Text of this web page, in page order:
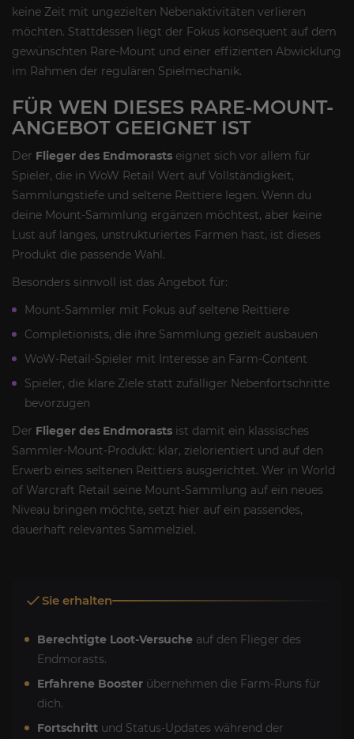
keine Zeit mit ungezielten Nebenaktivitäten verlieren
möchten. Stattdessen liegt der Fokus konsequent auf dem
gewünschten Rare-Mount und einer effizienten Abwicklung
im Rahmen der regulären Spielmechanik.
FÜR WEN DIESES RARE-MOUNT-
ANGEBOT GEEIGNET IST
Der Flieger des Endmorasts eignet sich vor allem für
Spieler, die in WoW Retail Wert auf Vollständigkeit,
Sammlungstiefe und seltene Reittiere legen. Wenn du
deine Mount-Sammlung ergänzen möchtest, aber keine
Lust auf langes, unstrukturiertes Farmen hast, ist dieses
Produkt die passende Wahl.
Besonders sinnvoll ist das Angebot für:
Mount-Sammler mit Fokus auf seltene Reittiere
Completionists, die ihre Sammlung gezielt ausbauen
WoW-Retail-Spieler mit Interesse an Farm-Content
Spieler, die klare Ziele statt zufälliger Nebenfortschritte
bevorzugen
Der Flieger des Endmorasts ist damit ein klassisches
Sammler-Mount-Produkt: klar, zielorientiert und auf den
Erwerb eines seltenen Reittiers ausgerichtet. Wer in World
of Warcraft Retail seine Mount-Sammlung auf ein neues
Niveau bringen möchte, setzt hier auf ein passendes,
dauerhaft relevantes Sammelziel.
Sie erhalten
Berechtigte Loot-Versuche auf den Flieger des
Endmorasts.
Erfahrene Booster übernehmen die Farm-Runs für
dich.
Fortschritt und Status-Updates während der